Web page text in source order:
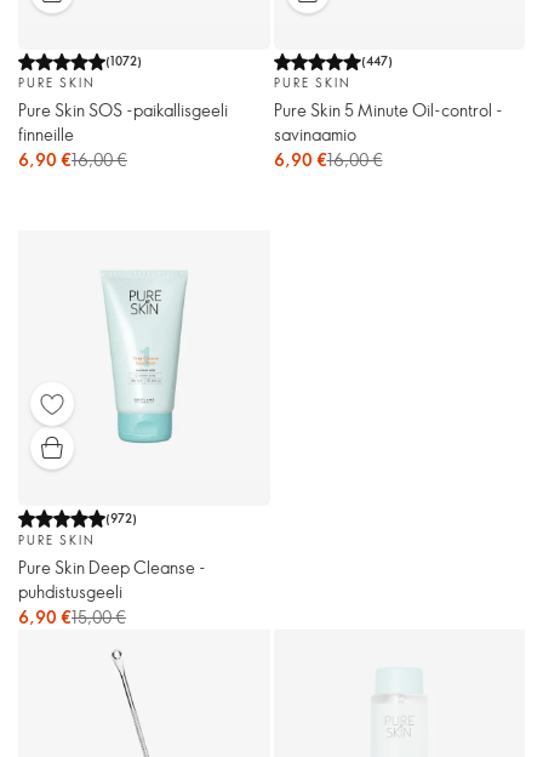
(1072)
PURE SKIN
Pure Skin SOS -paikallisgeeli
finneille
6,90 €16,00 €
(447)
PURE SKIN
Pure Skin 5 Minute Oil-control -
savinaamio
6,90 €16,00 €
(972)
PURE SKIN
Pure Skin Deep Cleanse -
puhdistusgeeli
6,90 €15,00 €